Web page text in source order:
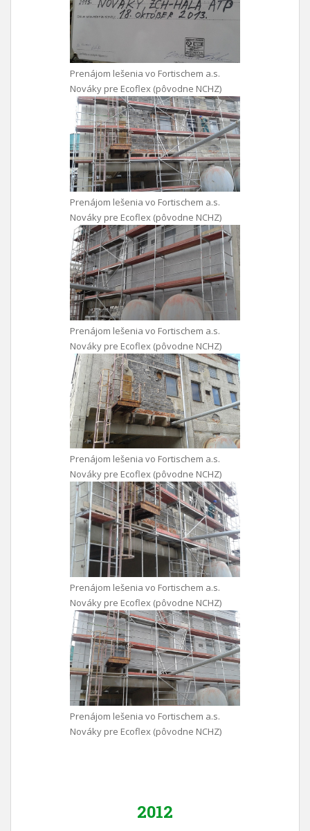
Prenájom lešenia vo Fortischem a.s.
Nováky pre Ecoflex (pôvodne NCHZ)
Prenájom lešenia vo Fortischem a.s.
Nováky pre Ecoflex (pôvodne NCHZ)
Prenájom lešenia vo Fortischem a.s.
Nováky pre Ecoflex (pôvodne NCHZ)
Prenájom lešenia vo Fortischem a.s.
Nováky pre Ecoflex (pôvodne NCHZ)
Prenájom lešenia vo Fortischem a.s.
Nováky pre Ecoflex (pôvodne NCHZ)
Prenájom lešenia vo Fortischem a.s.
Nováky pre Ecoflex (pôvodne NCHZ)
2012